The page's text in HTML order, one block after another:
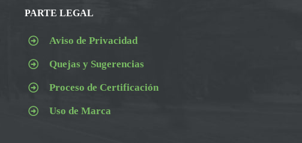
PARTE LEGAL
Aviso de Privacidad
Quejas y Sugerencias
Proceso de Certificación
Uso de Marca